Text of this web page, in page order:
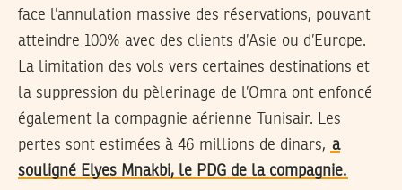
face l’annulation massive des réservations, pouvant
atteindre 100% avec des clients d’Asie ou d’Europe.
La limitation des vols vers certaines destinations et
la suppression du pèlerinage de l’Omra ont enfoncé
également la compagnie aérienne Tunisair. Les
pertes sont estimées à 46 millions de dinars, a
souligné Elyes Mnakbi, le PDG de la compagnie.